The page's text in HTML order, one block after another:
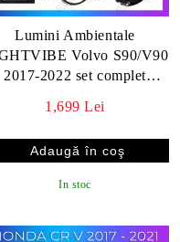
Lumini Ambientale
Volvo S90/V90
2017-2022 set complet
original
1,699 Lei
In stoc